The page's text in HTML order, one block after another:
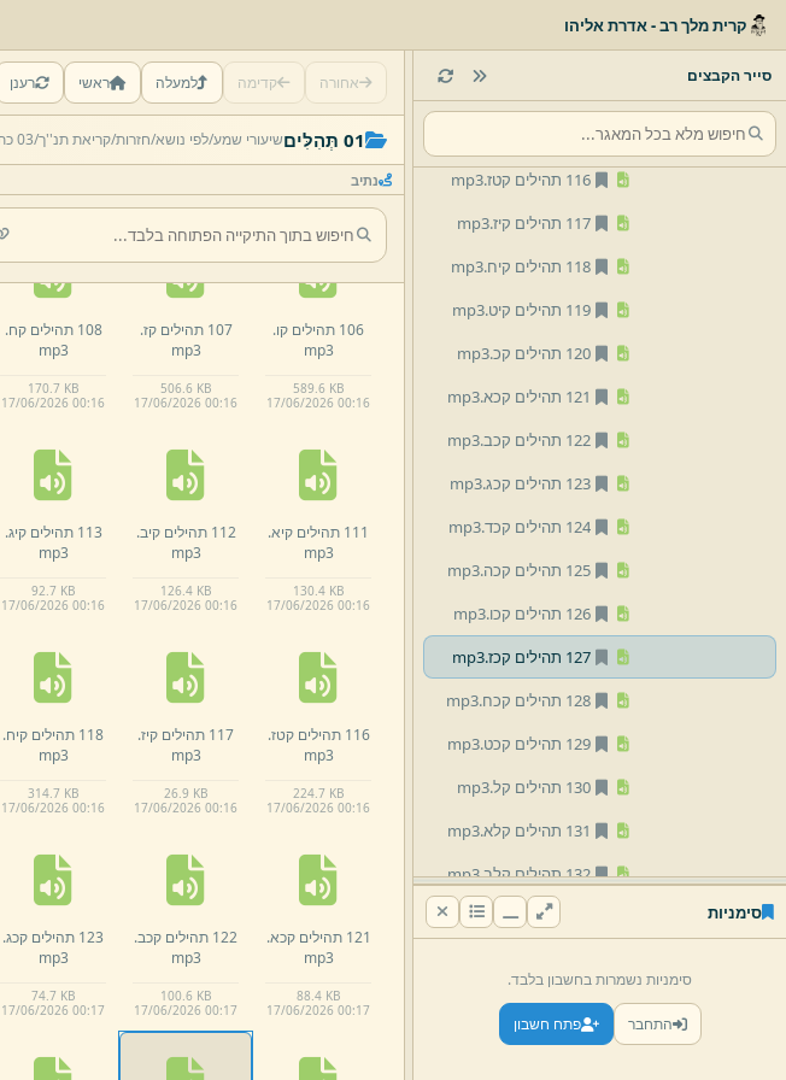
קרית מלך רב - אדרת אליהו
סייר הקבצים
113 תהילים קיג.
mp3
115 תהילים קטו.
116 תהילים קטז.
mp3
117 תהילים קיז.
mp3
118 תהילים קיח.
mp3
119 תהילים קיט.
mp3
120 תהילים קכ.
mp3
121 תהילים קכא.
mp3
122 תהילים קכב.
mp3
123 תהילים קכג.
mp3
124 תהילים קכד.
mp3
125 תהילים קכה.
mp3
126 תהילים קכו.
mp3
127 תהילים קכז.
mp3
128 תהילים קכח.
mp3
129 תהילים קכט.
mp3
130 תהילים קל.
mp3
131 תהילים קלא.
mp3
132 תהילים קלב.
mp3
mp3
135 תהילים קלה.
136 תהילים קלו.
סימניות
סימניות נשמרות בחשבון בלבד.
התחבר פתח חשבון
אחורה קדימה למעלה ראשי רענן
01 תְּהִלִּים שיעורי שמע/לפי נושא/חזרות/קריאת תנ''ך/03 כתובים/
נתיב
101 תהילים קא.
mp3
17/06/2026 00:16
mp3
17/06/2026 00:16
mp3
17/06/2026 00:16
106 תהילים קו.
mp3
589.6 KB
17/06/2026 00:16
107 תהילים קז.
mp3
506.6 KB
17/06/2026 00:16
108 תהילים קח.
mp3
170.7 KB
17/06/2026 00:16
111 תהילים קיא.
mp3
130.4 KB
17/06/2026 00:16
112 תהילים קיב.
mp3
126.4 KB
17/06/2026 00:16
113 תהילים קיג.
mp3
92.7 KB
17/06/2026 00:16
116 תהילים קטז.
mp3
224.7 KB
17/06/2026 00:16
117 תהילים קיז.
mp3
26.9 KB
17/06/2026 00:16
118 תהילים קיח.
mp3
314.7 KB
17/06/2026 00:16
121 תהילים קכא.
mp3
88.4 KB
17/06/2026 00:17
122 תהילים קכב.
mp3
100.6 KB
17/06/2026 00:17
123 תהילים קכג.
mp3
74.7 KB
17/06/2026 00:17